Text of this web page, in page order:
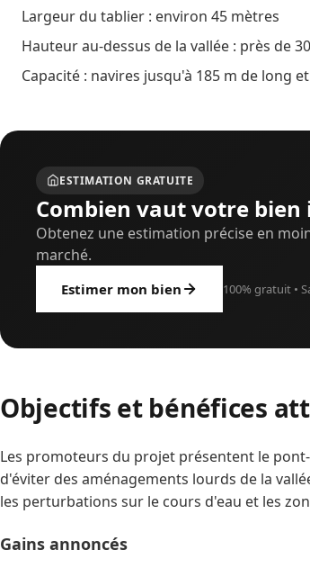
Largeur du tablier : environ 45 mètres
Hauteur au‑dessus de la vallée : près de
Capacité : navires jusqu'à 185 m de long
ESTIMATION GRATUITE
Combien vaut votre bien
Obtenez une estimation précise en
marché.
Estimer mon bien 100% gratuit •
Objectifs et bénéfices
Les promoteurs du projet présentent le
d'éviter des aménagements lourds de la
les perturbations sur le cours d'eau et les
Gains annoncés